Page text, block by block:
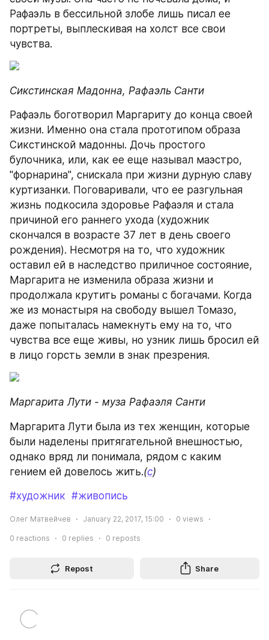
Рафаэль в бессильной злобе лишь писал ее
портреты, выплескивая на холст все свои
чувства.
Сикстинская Мадонна, Рафаэль Санти
Рафаэль боготворил Маргариту до конца своей
жизни. Именно она стала прототипом образа
Сикстинской мадонны. Дочь простого
булочника, или, как ее еще называл маэстро,
"форнарина", снискала при жизни дурную славу
куртизанки. Поговаривали, что ее разгульная
жизнь подкосила здоровье Рафаэля и стала
причиной его раннего ухода (художник
скончался в возрасте 37 лет в день своего
рождения). Несмотря на то, что художник
оставил ей в наследство приличное состояние,
Маргарита не изменила образа жизни и
продолжала крутить романы с богачами. Когда
же из монастыря на свободу вышел Томазо,
даже попыталась намекнуть ему на то, что
чувства все еще живы, но узник лишь бросил ей
в лицо горсть земли в знак презрения.
Маргарита Лути - муза Рафаэля Санти
Маргарита Лути была из тех женщин, которые
были наделены притягательной внешностью,
однако вряд ли понимала, рядом с каким
гением ей довелось жить.(с)
#художник #живопись
Олег Матвейчев January 22, 2017, 15:00 0 views
0 reactions 0 replies 0 reposts
Repost Share